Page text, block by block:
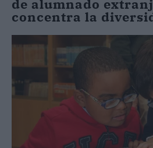
de alumnado
concentra la